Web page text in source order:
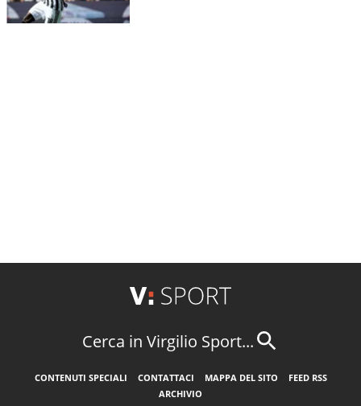
Cerca in Virgilio Sport...
CONTENUTI SPECIALI CONTATTACI MAPPA DEL SITO
FEED RSS
ARCHIVIO